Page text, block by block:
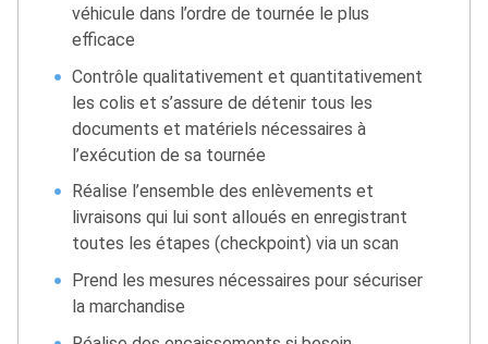
véhicule dans l’ordre de tournée le plus
efficace
Contrôle qualitativement et quantitativement
les colis et s’assure de détenir tous les
documents et matériels nécessaires à
l’exécution de sa tournée
Réalise l’ensemble des enlèvements et
livraisons qui lui sont alloués en enregistrant
toutes les étapes (checkpoint) via un scan
Prend les mesures nécessaires pour sécuriser
la marchandise